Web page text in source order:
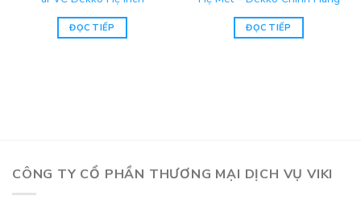
ĐỌC TIẾP ĐỌC TIẾP
CÔNG TY CỔ PHẦN THƯƠNG MẠI DỊCH VỤ VIKI